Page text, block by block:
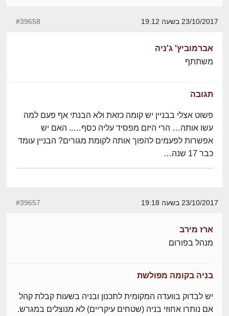
23/10/2017 בשעה 19:12 #39658
אברמוביץ' ג'ניה
משתתף
תגובה
פשוט אצלי בבניין יש קומה כזאת ולא הבנתי אף פעם למה
עשו אותה… הרי היזם מפסיד עליה כסף….. האם יש
אפשרות לפעמים להפוך אותה לקומת מגורים? הבניין עומד
כבר 17 שנה…
23/10/2017 בשעה 19:18 #39657
ארז מירב
מנהל בפורום
בניה בקומה מפולשת
יש לבדוק בוועדה המקומית לתכנון ובניה בשעות קבלת קהל
אם נותרו אחוזי בניה (שטחים עיקריים) לא מנוצלים במגרש.